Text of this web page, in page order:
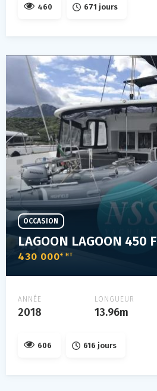
460 671 jours
LAGOON LAGOON 450 F
430 000€ HT
OCCASION
ANNÉE
2018
LONGUEUR
13.96m
606 616 jours